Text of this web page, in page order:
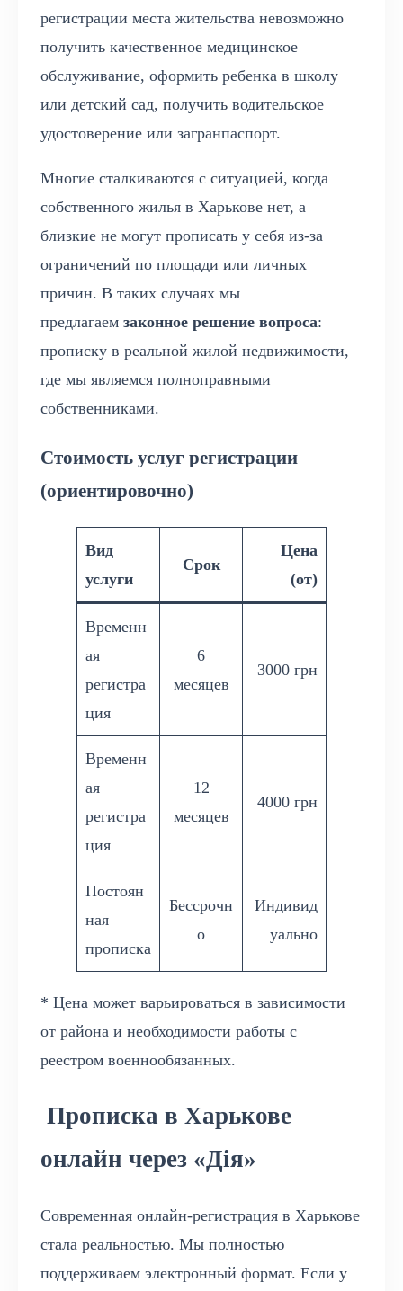
регистрации места жительства невозможно
получить качественное медицинское
обслуживание, оформить ребенка в школу
или детский сад, получить водительское
удостоверение или загранпаспорт.
Многие сталкиваются с ситуацией, когда
собственного жилья в Харькове нет, а
близкие не могут прописать у себя из-за
ограничений по площади или личных
причин. В таких случаях мы
предлагаем законное решение вопроса:
прописку в реальной жилой недвижимости,
где мы являемся полноправными
собственниками.
Стоимость услуг регистрации
(ориентировочно)
Вид
услуги
Срок
Цена
(от)
Временн
ая
регистра
ция
6
месяцев
3000 грн
Временн
ая
регистра
ция
12
месяцев
4000 грн
Постоян
ная
прописка
Бессрочн
о
Индивид
уально
* Цена может варьироваться в зависимости
от района и необходимости работы с
реестром военнообязанных.
Прописка в Харькове
онлайн через «Дія»
Современная онлайн-регистрация в Харькове
стала реальностью. Мы полностью
поддерживаем электронный формат. Если у